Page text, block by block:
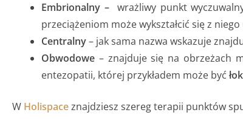
Embrionalny –wrażliwy punkt
przeciążeniom może wykształcić się z
Centralny– jak sama nazwa wskazuje
Obwodowe – znajduje się na obrzeżach
entezopatii, której przykładem może być
W Holispaceznajdziesz szereg terapii punktów